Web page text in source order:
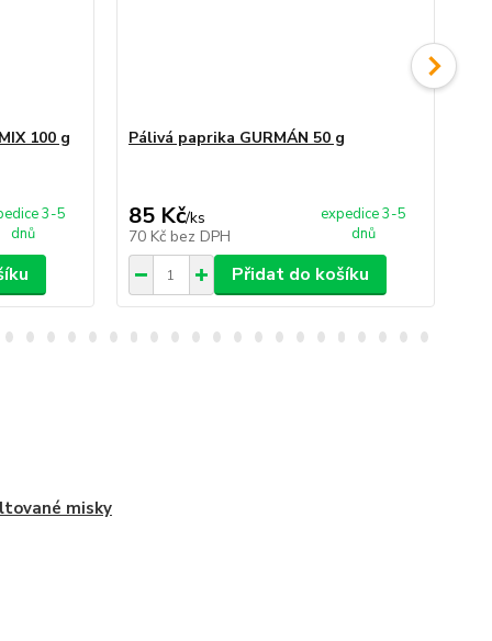
100 g
3-5
dnů
Pálivá paprika GURMÁN 50 g
85 Kč/ks
70 Kč bez DPH
expedice 3-5
dnů
Přidat do košíku
misky